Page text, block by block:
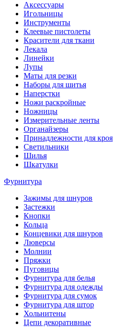
Аксессуары
Игольницы
Инструменты
Клеевые пистолеты
Красители для ткани
Лекала
Линейки
Лупы
Маты для резки
Наборы для шитья
Наперстки
Ножи раскройные
Ножницы
Измерительные ленты
Органайзеры
Принадлежности для кроя
Светильники
Шилья
Шкатулки
Фурнитура
Зажимы для шнуров
Застежки
Кнопки
Кольца
Концевики для шнуров
Люверсы
Молнии
Пряжки
Пуговицы
Фурнитура для белья
Фурнитура для одежды
Фурнитура для сумок
Фурнитура для штор
Хольнитены
Цепи декоративные